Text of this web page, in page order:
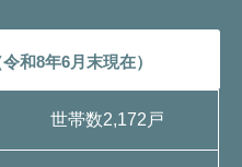
令和8年6月末現在）
世帯数2,172戸